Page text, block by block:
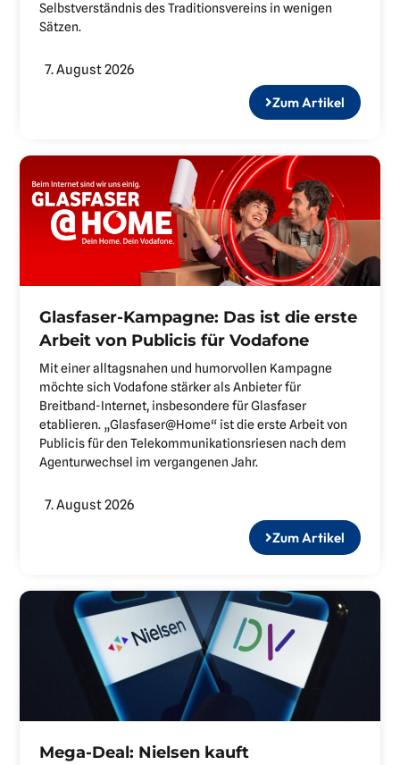
Selbstverständnis des Traditionsvereins in wenigen
Sätzen.
7. August 2026
Zum Artikel
Glasfaser-Kampagne: Das ist die erste
Arbeit von Publicis für Vodafone
Mit einer alltagsnahen und humorvollen Kampagne
möchte sich Vodafone stärker als Anbieter für
Breitband-Internet, insbesondere für Glasfaser
etablieren. „Glasfaser@Home“ ist die erste Arbeit von
Publicis für den Telekommunikationsriesen nach dem
Agenturwechsel im vergangenen Jahr.
7. August 2026
Zum Artikel
Mega-Deal: Nielsen kauft